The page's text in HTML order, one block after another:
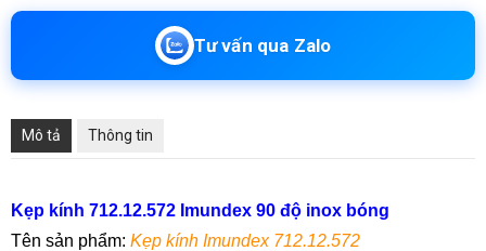
Tư vấn qua Zalo
Mô tả Thông tin
Kẹp kính 712.12.572 Imundex 90 độ inox bóng
Tên sản phẩm: Kẹp kính Imundex 712.12.572